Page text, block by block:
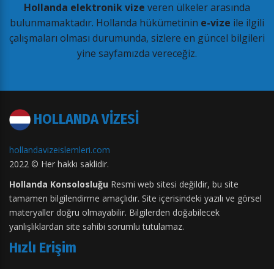
Hollanda elektronik vize veren ülkeler arasında
bulunmamaktadır. Hollanda hükümetinin e-vize ile ilgili
çalışmaları olması durumunda, sizlere en güncel bilgileri
yine sayfamızda vereceğiz.
HOLLANDA VİZESİ
hollandavizeislemleri.com
2022 © Her hakkı saklidir.
Hollanda Konsolosluğu Resmi web sitesi değildir, bu site
tamamen bilgilendirme amaçlıdır. Site içerisindeki yazılı ve görsel
materyaller doğru olmayabilir. Bilgilerden doğabilecek
yanlışlıklardan site sahibi sorumlu tutulamaz.
Hızlı Erişim